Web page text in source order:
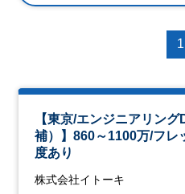
1
【東京/エンジニアリン
補）】860～1100万/フレ
度あり
株式会社イトーキ